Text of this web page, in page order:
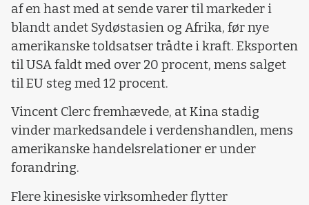
af en hast med at sende varer til markeder i
blandt andet Sydøstasien og Afrika, før nye
amerikanske toldsatser trådte i kraft. Eksporten
til USA faldt med over 20 procent, mens salget
til EU steg med 12 procent.
Vincent Clerc fremhævede, at Kina stadig
vinder markedsandele i verdenshandlen, mens
amerikanske handelsrelationer er under
forandring.
Flere kinesiske virksomheder flytter